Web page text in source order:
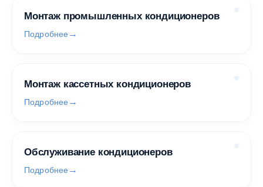
Монтаж промышленных кондиционеров
Подробнее
Монтаж кассетных кондиционеров
Подробнее
Обслуживание кондиционеров
Подробнее